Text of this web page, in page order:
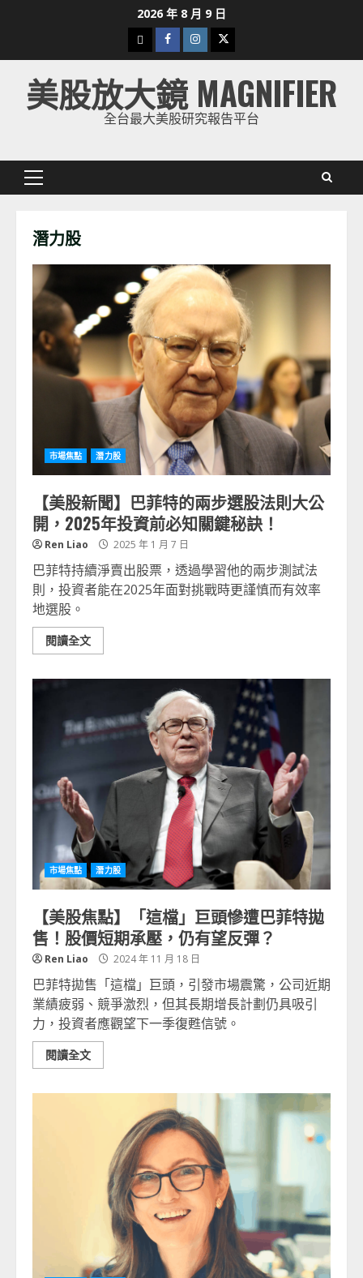
2026 年 8 月 9 日
下
載
美
股
Facebook
Instagram
Twitter
美股放大鏡 MAGNIFIER
全台最大美股研究報告平台
Primary
潛力股
市場焦點 潛力股
【美股新聞】巴菲特的兩步選股法則大公
開，2025年投資前必知關鍵秘訣！
Ren Liao 2025 年 1 月 7 日
巴菲特持續淨賣出股票，透過學習他的兩步測試法
則，投資者能在2025年面對挑戰時更謹慎而有效率
地選股。
閱讀全文
市場焦點 潛力股
【美股焦點】「這檔」巨頭慘遭巴菲特拋
售！股價短期承壓，仍有望反彈？
Ren Liao 2024 年 11 月 18 日
巴菲特拋售「這檔」巨頭，引發市場震驚，公司近期
業績疲弱、競爭激烈，但其長期增長計劃仍具吸引
力，投資者應觀望下一季復甦信號。
閱讀全文